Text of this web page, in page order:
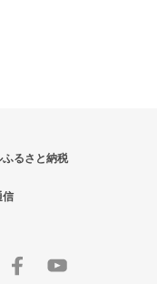
ふるさと納税
信